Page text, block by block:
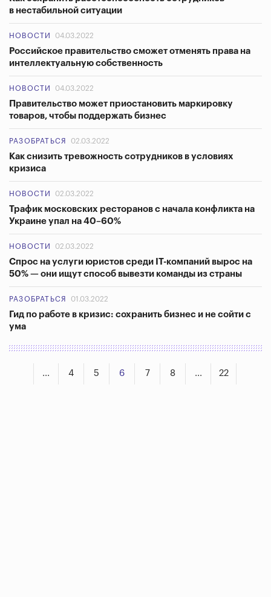
в нестабильной ситуации
НОВОСТИ 04.03.2022
Российское правительство сможет отменять права на
интеллектуальную собственность
НОВОСТИ 04.03.2022
Правительство может приостановить маркировку
товаров, чтобы поддержать бизнес
РАЗОБРАТЬСЯ 02.03.2022
Как снизить тревожность сотрудников в условиях
кризиса
НОВОСТИ 02.03.2022
Трафик московских ресторанов с начала конфликта на
Украине упал на 40–60%
НОВОСТИ 02.03.2022
Спрос на услуги юристов среди IT-компаний вырос на
50% — они ищут способ вывезти команды из страны
РАЗОБРАТЬСЯ 01.03.2022
Гид по работе в кризис: сохранить бизнес и не сойти с
ума
... 4 5 6 7 8 ... 22